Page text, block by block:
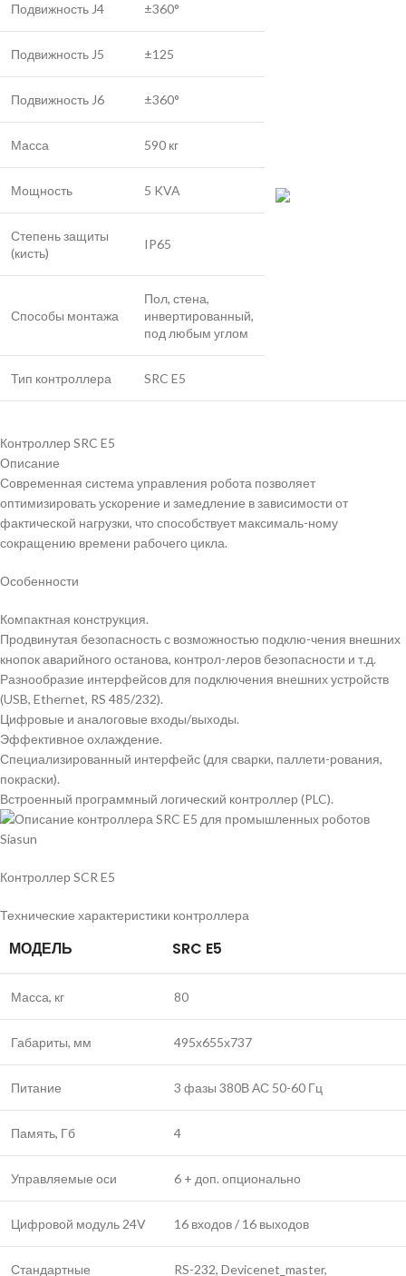
Подвижность J4 ±360°
Подвижность J5 ±125
Подвижность J6 ±360°
Масса 590 кг
Мощность 5 KVA
Степень защиты
(кисть)
IP65
Способы монтажа
Пол, стена,
инвертированный,
под любым углом
Тип контроллера SRC E5
Контроллер SRC E5
Описание
Современная система управления робота позволяет
оптимизировать ускорение и замедление в зависимости от
фактической нагрузки, что способствует максималь-ному
сокращению времени рабочего цикла.
Особенности
Компактная конструкция.
Продвинутая безопасность с возможностью подклю-чения внешних
кнопок аварийного останова, контрол-леров безопасности и т.д.
Разнообразие интерфейсов для подключения внешних устройств
(USB, Ethernet, RS 485/232).
Цифровые и аналоговые входы/выходы.
Эффективное охлаждение.
Специализированный интерфейс (для сварки, паллети-рования,
покраски).
Встроенный программный логический контроллер (PLC).
Контроллер SCR E5
Технические характеристики контроллера
МОДЕЛЬ SRC E5
Масса, кг 80
Габариты, мм 495х655х737
Питание 3 фазы 380В АС 50-60 Гц
Память, Гб 4
Управляемые оси 6 + доп. опционально
Цифровой модуль 24V 16 входов / 16 выходов
Стандартные RS-232, Devicenet_master,